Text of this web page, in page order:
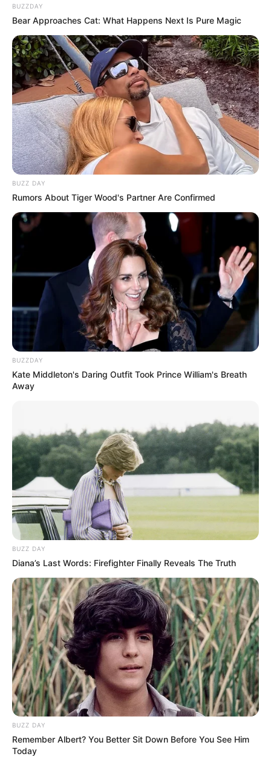
BUZZDAY
Bear Approaches Cat: What Happens Next Is Pure Magic
BUZZ DAY
Rumors About Tiger Wood's Partner Are Confirmed
BUZZDAY
Kate Middleton's Daring Outfit Took Prince William's Breath
Away
BUZZ DAY
Diana’s Last Words: Firefighter Finally Reveals The Truth
BUZZ DAY
Remember Albert? You Better Sit Down Before You See Him
Today